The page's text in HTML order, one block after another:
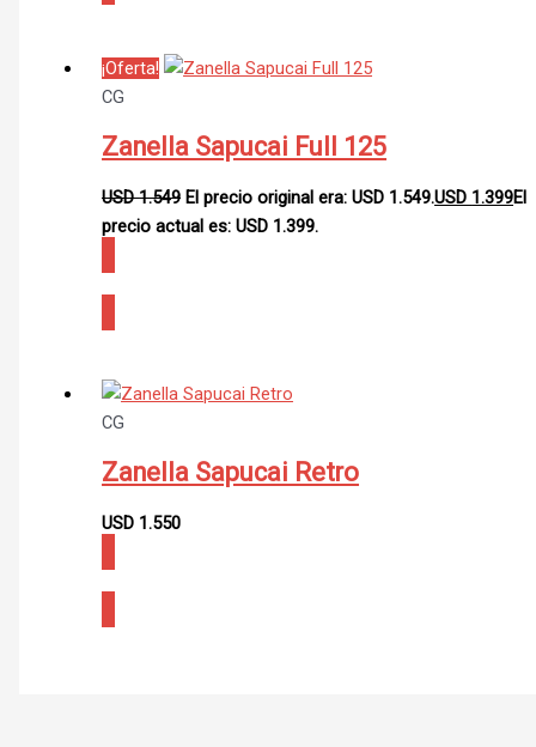
¡Oferta!
CG
Zanella Sapucai Full 125
USD1.549 El precio original era: USD 1.549.USD 1.399El
precio actual es: USD 1.399.
CG
Zanella Sapucai Retro
USD 1.550